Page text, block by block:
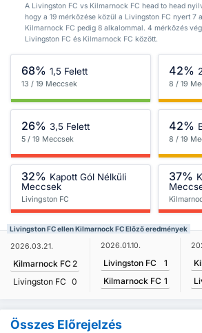
A Livingston FC vs Kilmarnock FC head to head
hogy a 19 mérkőzése közül a Livingston FC nyert 7
Kilmarnock FC pedig 8 alkalommal. 4 mérkőzés
Livingston FC és Kilmarnock FC között.
68% 1,5 Felett
13 / 19 Meccsek
42%
8 / 19
26% 3,5 Felett
5 / 19 Meccsek
42%
8 / 19
32% Kapott Gól Nélküli
Meccsek
Livingston FC
37%
Livingston FC ellen Kilmarnock FC Előző eredmények
2026.03.21.
Kilmarnock FC 2
Livingston FC 0
2026.01.10.
Livingston FC
1
Kilmarnock FC 1
Összes Előrejelzés